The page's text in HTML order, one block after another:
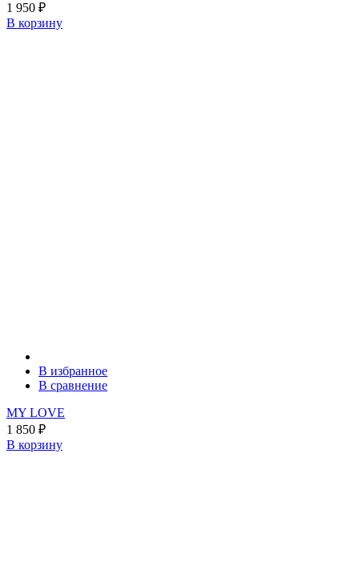
1 950 ₽
В корзину
В избранное
В сравнение
MY LOVE
1 850 ₽
В корзину